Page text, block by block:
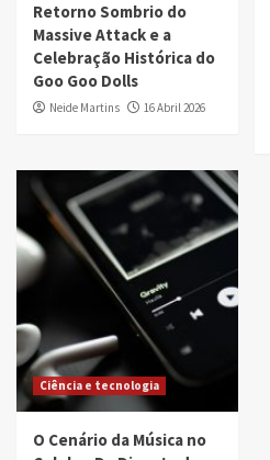
Retorno Sombrio do
Massive Attack e a
Celebração Histórica do
Goo Goo Dolls
Neide Martins 16 Abril 2026
Ciência e tecnologia
O Cenário da Música no